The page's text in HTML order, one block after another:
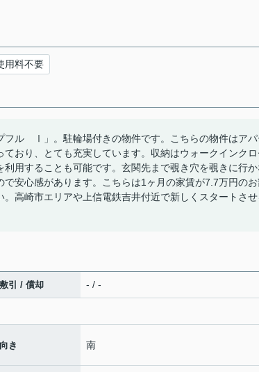
用料不要
フル Ⅰ」。駐輪場付きの物件です。こちらの物件はア
おり、とても充実しています。収納はウォークインク
用することも可能です。玄関先まで覗き穴を覗きに行
安心感があります。こちらは1ヶ月の家賃が7.7万円の
高崎市エリアや上信電鉄吉井付近で新しくスタートさ
敷引 / 償却 - / -
向き 南